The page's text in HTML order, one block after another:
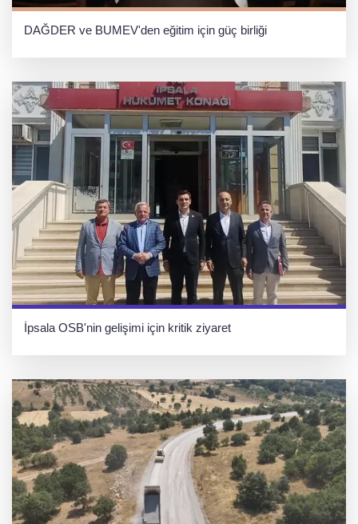
DAĞDER ve BUMEV'den eğitim için güç birliği
İpsala OSB'nin gelişimi için kritik ziyaret